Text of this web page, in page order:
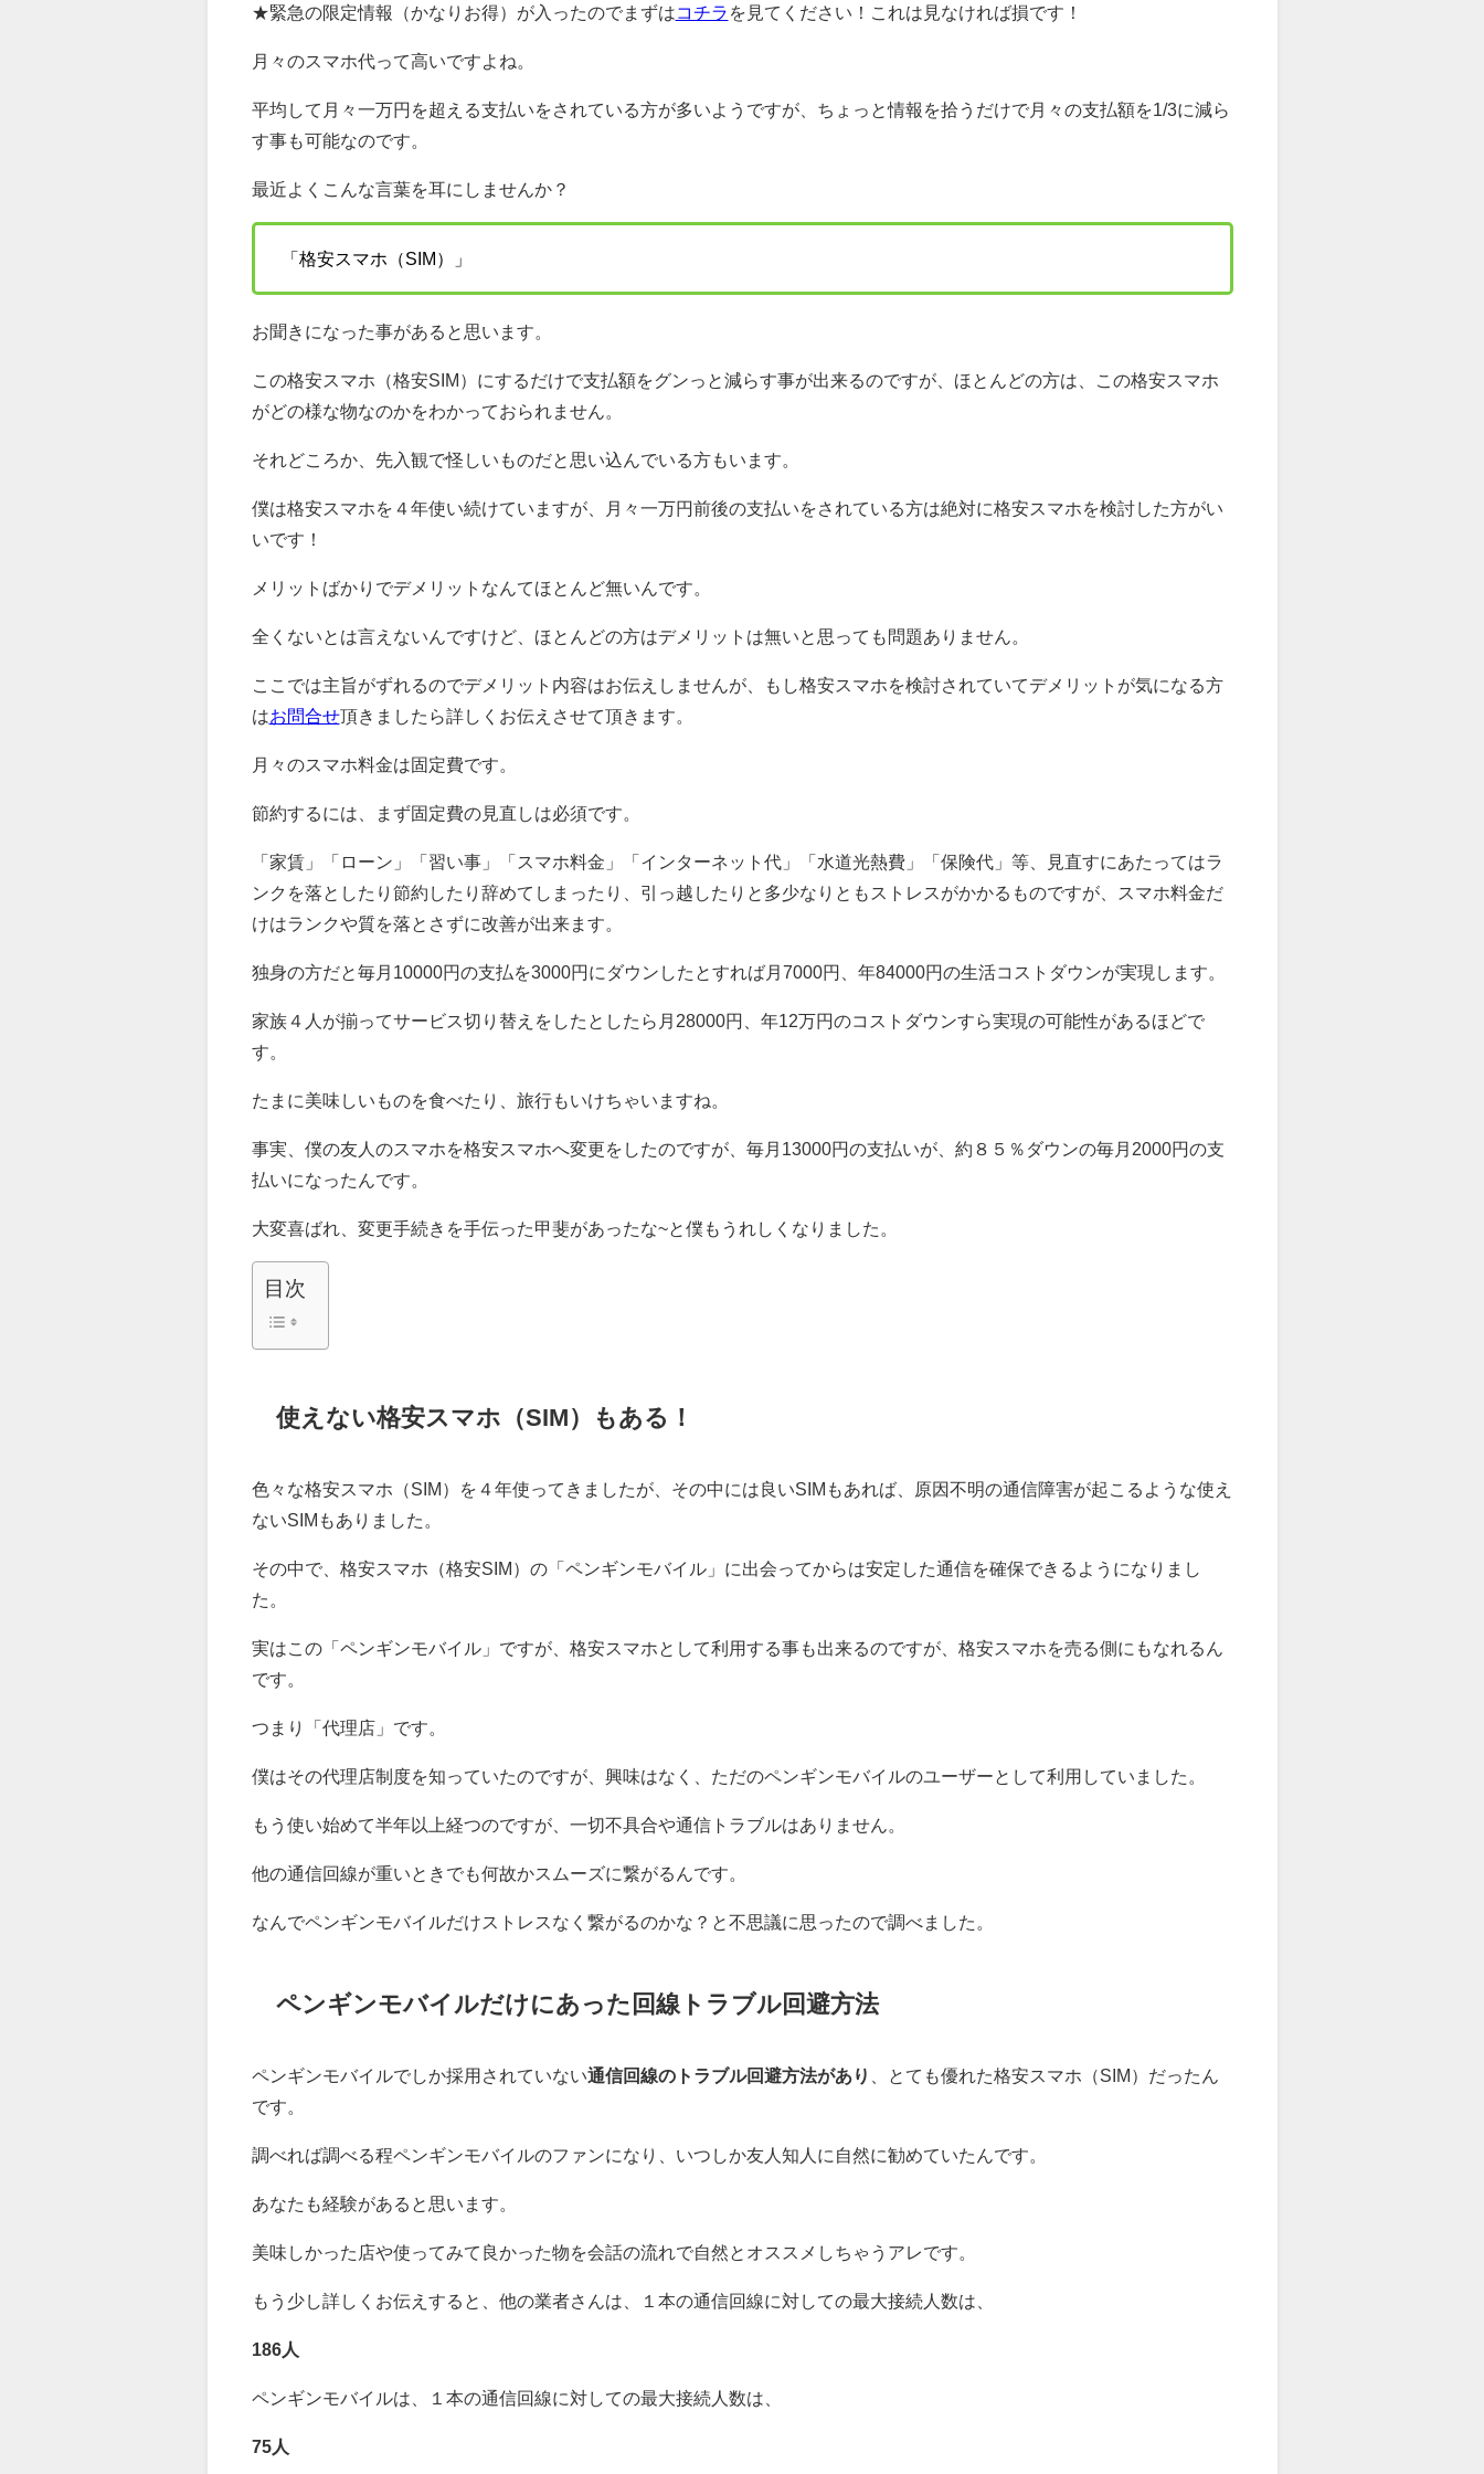
★緊急の限定情報（かなりお得）が入ったのでまずはコチラ を見てください！これは見なければ損です！
月々のスマホ代って高いですよね。
平均して月々一万円を超える支払いをされている方が多いようですが、ちょっと情報を拾うだけで月々の支払額を1/3に減ら
す事も可能なのです。
最近よくこんな言葉を耳にしませんか？
「格安スマホ（SIM）」
お聞きになった事があると思います。
この格安スマホ（格安SIM）にするだけで支払額をグンっと減らす事が出来るのですが、ほとんどの方は、この格安スマホ
がどの様な物なのかをわかっておられません。
それどころか、先入観で怪しいものだと思い込んでいる方もいます。
僕は格安スマホを４年使い続けていますが、月々一万円前後の支払いをされている方は絶対に格安スマホを検討した方がい
いです！
メリットばかりでデメリットなんてほとんど無いんです。
全くないとは言えないんですけど、ほとんどの方はデメリットは無いと思っても問題ありません。
ここでは主旨がずれるのでデメリット内容はお伝えしませんが、もし格安スマホを検討されていてデメリットが気になる方
はお問合せ頂きましたら詳しくお伝えさせて頂きます。
月々のスマホ料金は固定費です。
節約するには、まず固定費の見直しは必須です。
「家賃」「ローン」「習い事」「スマホ料金」「インターネット代」「水道光熱費」「保険代」等、見直すにあたってはラ
ンクを落としたり節約したり辞めてしまったり、引っ越したりと多少なりともストレスがかかるものですが、スマホ料金だ
けはランクや質を落とさずに改善が出来ます。
独身の方だと毎月10000円の支払を3000円にダウンしたとすれば月7000円、年84000円の生活コストダウンが実現します。
家族４人が揃ってサービス切り替えをしたとしたら月28000円、年12万円のコストダウンすら実現の可能性があるほどで
す。
たまに美味しいものを食べたり、旅行もいけちゃいますね。
事実、僕の友人のスマホを格安スマホへ変更をしたのですが、毎月13000円の支払いが、約８５％ダウンの毎月2000円の支
払いになったんです。
大変喜ばれ、変更手続きを手伝った甲斐があったな~と僕もうれしくなりました。
目次
使えない格安スマホ（SIM）もある！
色々な格安スマホ（SIM）を４年使ってきましたが、その中には良いSIMもあれば、原因不明の通信障害が起こるような使え
ないSIMもありました。
その中で、格安スマホ（格安SIM）の「ペンギンモバイル」に出会ってからは安定した通信を確保できるようになりまし
た。
実はこの「ペンギンモバイル」ですが、格安スマホとして利用する事も出来るのですが、格安スマホを売る側にもなれるん
です。
つまり「代理店」です。
僕はその代理店制度を知っていたのですが、興味はなく、ただのペンギンモバイルのユーザーとして利用していました。
もう使い始めて半年以上経つのですが、一切不具合や通信トラブルはありません。
他の通信回線が重いときでも何故かスムーズに繋がるんです。
なんでペンギンモバイルだけストレスなく繋がるのかな？と不思議に思ったので調べました。
ペンギンモバイルだけにあった回線トラブル回避方法
ペンギンモバイルでしか採用されていない通信回線のトラブル回避方法があり
、とても優れた格安スマホ（SIM）だったん
です。
調べれば調べる程ペンギンモバイルのファンになり、いつしか友人知人に自然に勧めていたんです。
あなたも経験があると思います。
美味しかった店や使ってみて良かった物を会話の流れで自然とオススメしちゃうアレです。
もう少し詳しくお伝えすると、他の業者さんは、１本の通信回線に対しての最大接続人数は、
186人
ペンギンモバイルは、１本の通信回線に対しての最大接続人数は、
75人